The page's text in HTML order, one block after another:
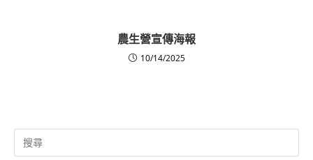
農生營宣傳海報
10/14/2025
Search
for: